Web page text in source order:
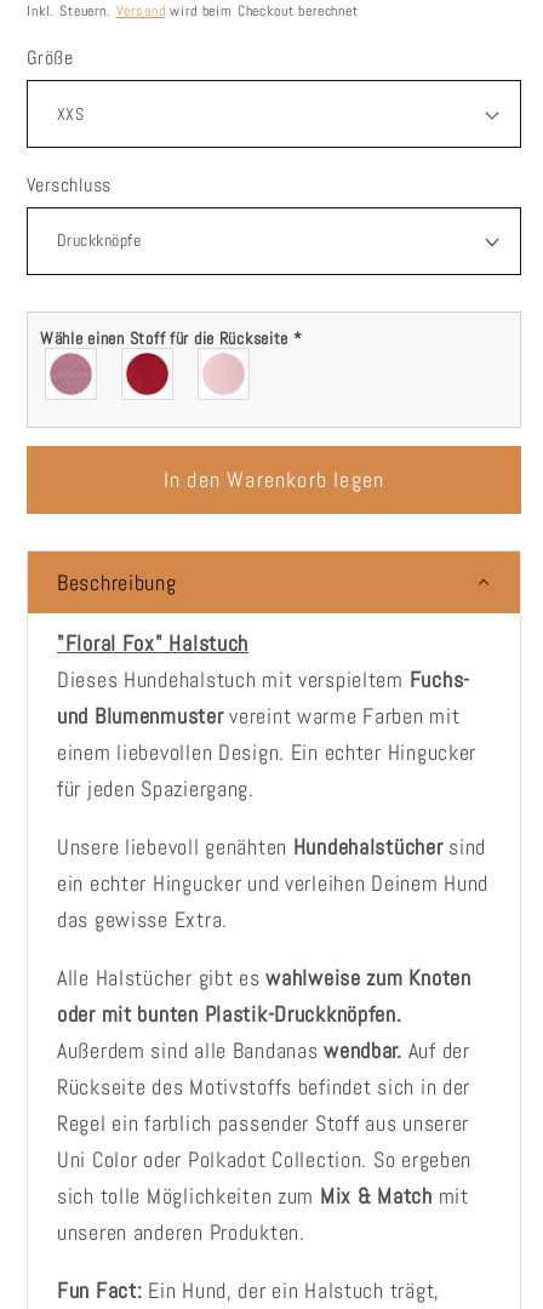
Preis
Inkl. Steuern. Versand wird beim Checkout berechnet
Größe
Verschluss
Wähle einen Stoff für die Rückseite *
In den Warenkorb legen
Beschreibung
"Floral Fox" Halstuch
Dieses Hundehalstuch mit verspieltem Fuchs-
und Blumenmustervereint warme Farben mit
einem liebevollen Design. Ein echter Hingucker
für jeden Spaziergang.
Unsere liebevoll genähten Hundehalstüchersind
ein echter Hingucker und verleihen Deinem Hund
das gewisse Extra.
Alle Halstücher gibt eswahlweise zum Knoten
oder mit bunten Plastik-Druckknöpfen.
Außerdem sind alle Bandanaswendbar. Auf der
Rückseite des Motivstoffs befindet sich in der
Regel ein farblich passender Stoff aus unserer
Uni Color oder Polkadot Collection. So ergeben
sich tolle Möglichkeiten zum Mix & Match mit
unseren anderen Produkten.
Fun Fact: Ein Hund, der ein Halstuch trägt,